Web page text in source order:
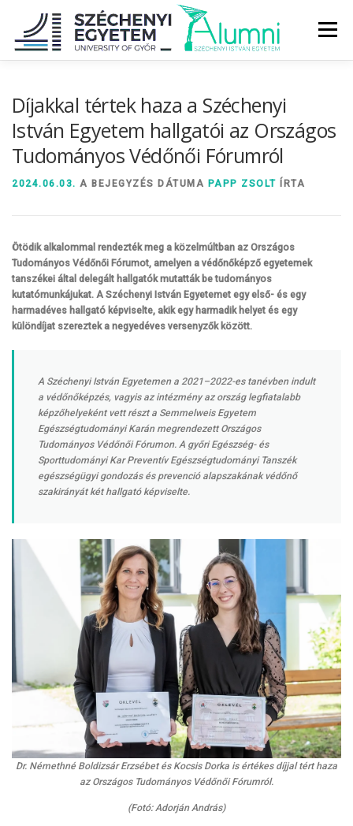
tartalomhoz
Menü
DIPLOMAÁTADÓ DIPLOMÁN TÚL
Díjakkal tértek haza a Széchenyi
István Egyetem hallgatói az Országos
Tudományos Védőnői Fórumról
2024.06.03. A BEJEGYZÉS DÁTUMA PAPP ZSOLT ÍRTA
Ötödik alkalommal rendezték meg a közelmúltban az Országos
Tudományos Védőnői Fórumot, amelyen a védőnőképző egyetemek
tanszékei által delegált hallgatók mutatták be tudományos
kutatómunkájukat. A Széchenyi István Egyetemet egy első- és egy
harmadéves hallgató képviselte, akik egy harmadik helyet és egy
különdíjat szereztek a negyedéves versenyzők között.
A Széchenyi István Egyetemen a 2021–2022-es tanévben indult
a védőnőképzés, vagyis az intézmény az ország legfiatalabb
képzőhelyeként vett részt a Semmelweis Egyetem
Egészségtudományi Karán megrendezett Országos
Tudományos Védőnői Fórumon. A győri Egészség- és
Sporttudományi Kar Preventív Egészségtudományi Tanszék
egészségügyi gondozás és prevenció alapszakának védőnő
szakirányát két hallgató képviselte.
Dr. Némethné Boldizsár Erzsébet és Kocsis Dorka is értékes díjjal tért haza
az Országos Tudományos Védőnői Fórumról.
(Fotó: Adorján András)